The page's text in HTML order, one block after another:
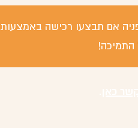
אם תבצעו רכישה באמצעות
התמיכה!